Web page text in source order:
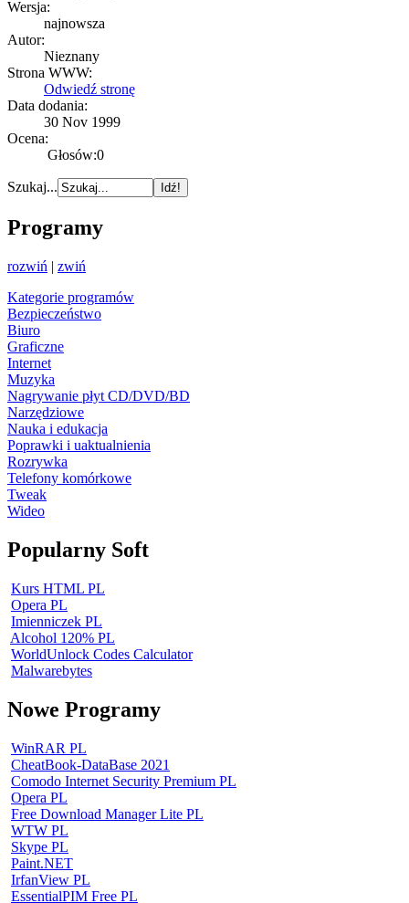
Wersja:
najnowsza
Autor:
Nieznany
Strona WWW:
Odwiedź stronę
Data dodania:
30 Nov 1999
Ocena:
Głosów:0
Szukaj...
Programy
rozwiń | zwiń
Kategorie programów
Bezpieczeństwo
Biuro
Graficzne
Internet
Muzyka
Nagrywanie płyt CD/DVD/BD
Narzędziowe
Nauka i edukacja
Poprawki i uaktualnienia
Rozrywka
Telefony komórkowe
Tweak
Wideo
Popularny Soft
Kurs HTML PL
Opera PL
Imienniczek PL
Alcohol 120% PL
WorldUnlock Codes Calculator
Malwarebytes
Nowe Programy
WinRAR PL
CheatBook-DataBase 2021
Comodo Internet Security Premium PL
Opera PL
Free Download Manager Lite PL
WTW PL
Skype PL
Paint.NET
IrfanView PL
EssentialPIM Free PL